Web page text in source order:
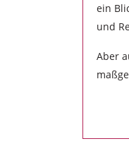
ein
und
Aber